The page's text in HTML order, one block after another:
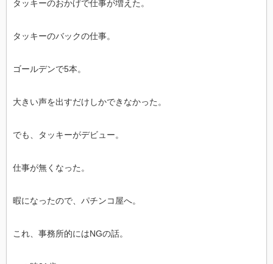
タッキーのおかげで仕事が増えた。
タッキーのバックの仕事。
ゴールデンで5本。
大きい声を出すだけしかできなかった。
でも、タッキーがデビュー。
仕事が無くなった。
暇になったので、パチンコ屋へ。
これ、事務所的にはNGの話。